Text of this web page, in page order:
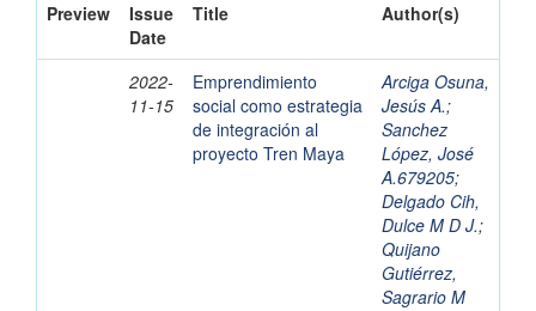
Preview
Issue
Date
Title Author(s)
2022-
11-15
Emprendimiento
social como estrategia
de integración al
proyecto Tren Maya
Arciga Osuna,
Jesús A.;
Sanchez
López, José
A.679205;
Delgado Cih,
Dulce M D J.;
Quijano
Gutiérrez,
Sagrario M